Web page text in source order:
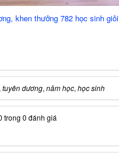
khen thưởng 782 học sinh
tuyên dương, năm học, học sinh
trong 0 đánh giá